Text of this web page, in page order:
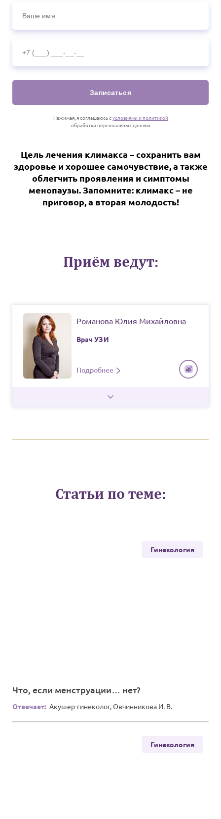
Нажимая, я соглашаюсь сусловиями и политикой
обработки персональных данных
Записаться
Цель лечения климакса – сохранить вам
здоровье и хорошее самочувствие, а также
облегчить проявления и симптомы
менопаузы. Запомните: климакс – не
приговор, а вторая молодость!
Приём ведут:
Романова Юлия Михайловна
Подробнее
ВрачУЗИ
Статьи по теме:
Гинекология
Что, если менструации… нет?
Отвечает: Акушер-гинеколог, Овчинникова И. В.
Гинекология